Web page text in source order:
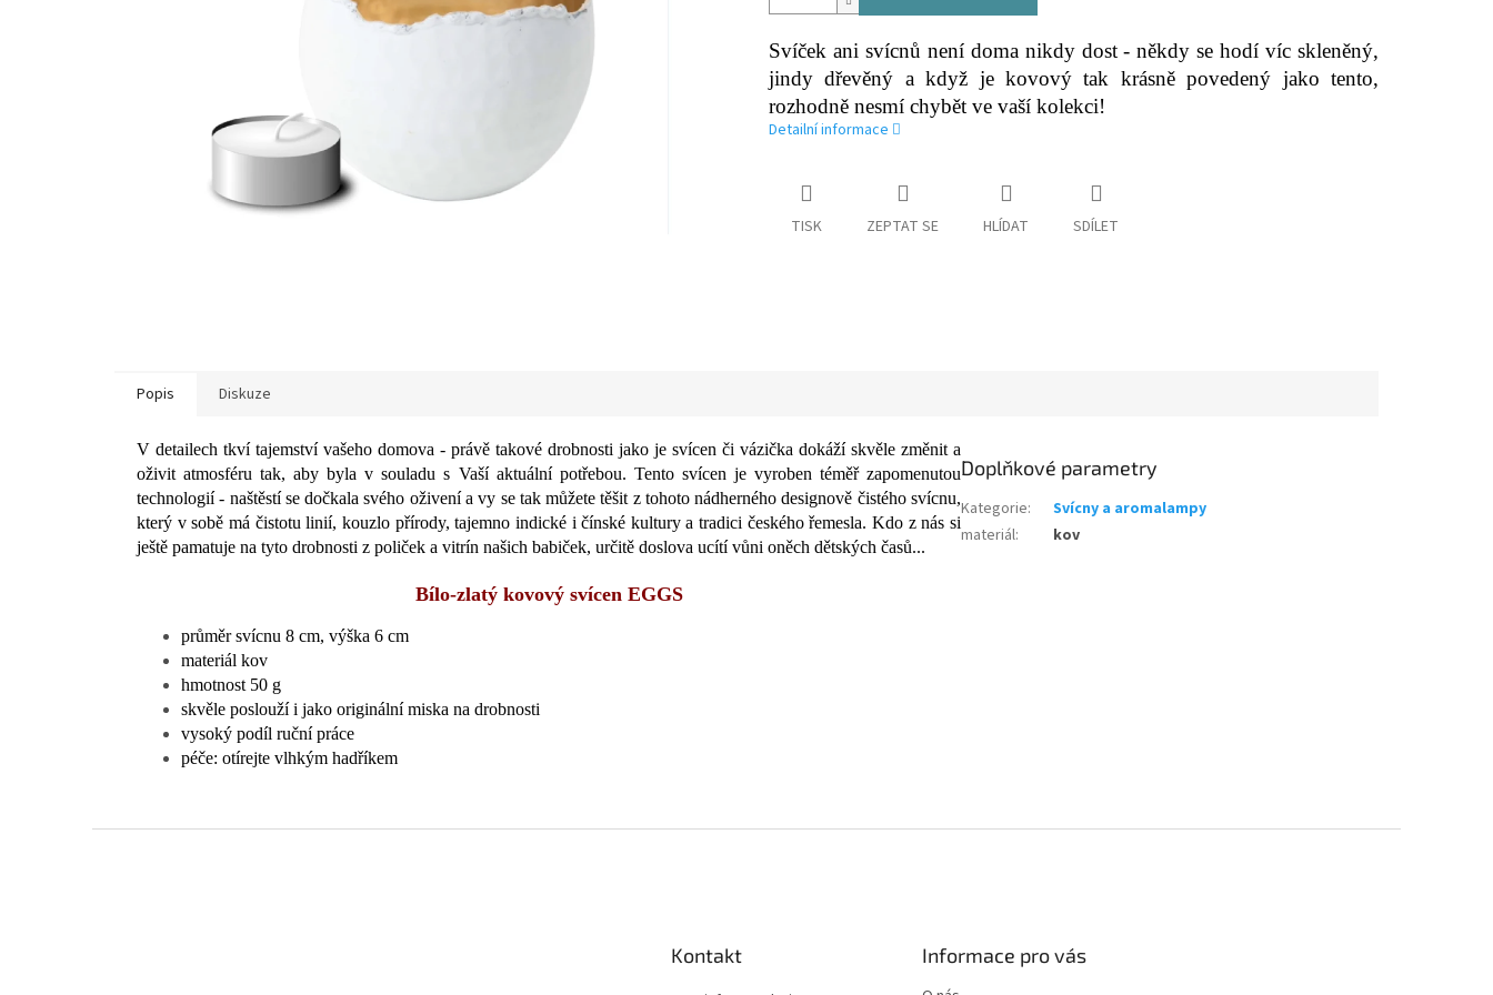
Svíček ani svícnů není doma nikdy dost - někdy se hodí víc skleněný,
jindy dřevěný a když je kovový tak krásně povedený jako tento,
rozhodně nesmí chybět ve vaší kolekci!
Detailní informace
TISK ZEPTAT SE HLÍDAT SDÍLET
Popis Diskuze
V detailech tkví tajemství vašeho domova - právě takové drobnosti jako je svícen či vázička dokáží skvěle změnit a
oživit atmosféru tak, aby byla v souladu s Vaší aktuální potřebou. Tento svícen je vyroben téměř zapomenutou
technologií - naštěstí se dočkala svého oživení a vy se tak můžete těšit z tohoto nádherného designově čistého svícnu,
který v sobě má čistotu linií, kouzlo přírody, tajemno indické i čínské kultury a tradici českého řemesla. Kdo z nás si
ještě pamatuje na tyto drobnosti z poliček a vitrín našich babiček, určitě doslova ucítí vůni oněch dětských časů...
Bílo-zlatý kovový svícen EGGS
průměr svícnu 8 cm, výška 6 cm
materiál kov
hmotnost 50 g
skvěle poslouží i jako originální miska na drobnosti
vysoký podíl ruční práce
péče: otírejte vlhkým hadříkem
Doplňkové parametry
Kategorie:
Svícny a aromalampy
materiál: kov
Kontakt Informace pro vás